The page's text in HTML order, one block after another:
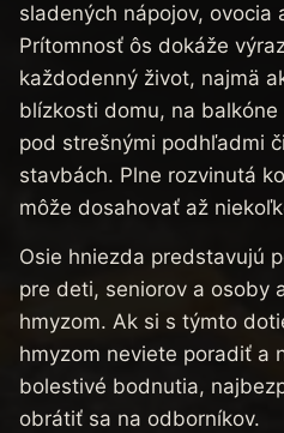
sladených nápojov, ovocia
Prítomnosť ôs dokáže
každodenný život, najmä
blízkosti domu, na
pod strešnými podhľadmi
stavbách. Plne rozvinutá
môže dosahovať až
Osie hniezda predstavujú
pre deti, seniorov a osoby
hmyzom. Ak si s týmto
hmyzom neviete poradiť a
bolestivé bodnutia,
obrátiť sa na odborníkov.